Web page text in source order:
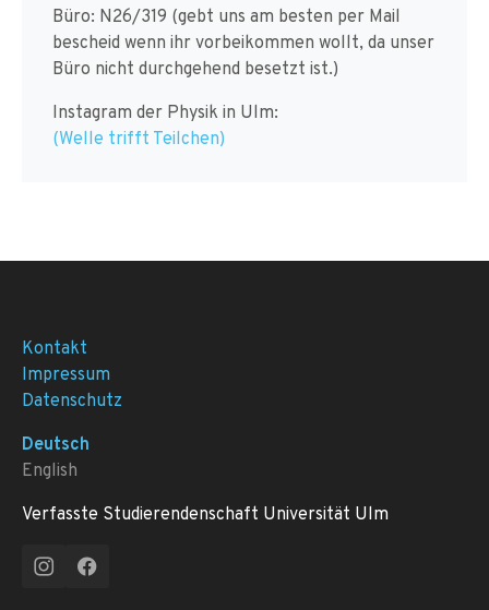
Büro: N26/319 (gebt uns am besten per Mail
bescheid wenn ihr vorbeikommen wollt, da unser
Büro nicht durchgehend besetzt ist.)
Instagram der Physik in Ulm:
(Welle trifft Teilchen)
Kontakt
Impressum
Datenschutz
Deutsch
English
Verfasste Studierendenschaft Universität Ulm
InstagramFacebook